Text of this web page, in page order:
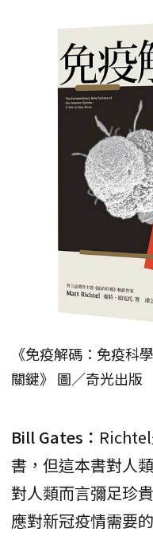
《免疫解碼：免疫科
關鍵》 圖／奇光出版
Bill Gates：
書，但這本書對人
對人類而言彌足珍
應對新冠疫情需要